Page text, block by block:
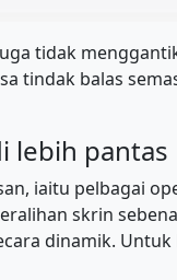
tidak
tindak balas
lebih pantas
iaitu pelbagai
skrin
dinamik.